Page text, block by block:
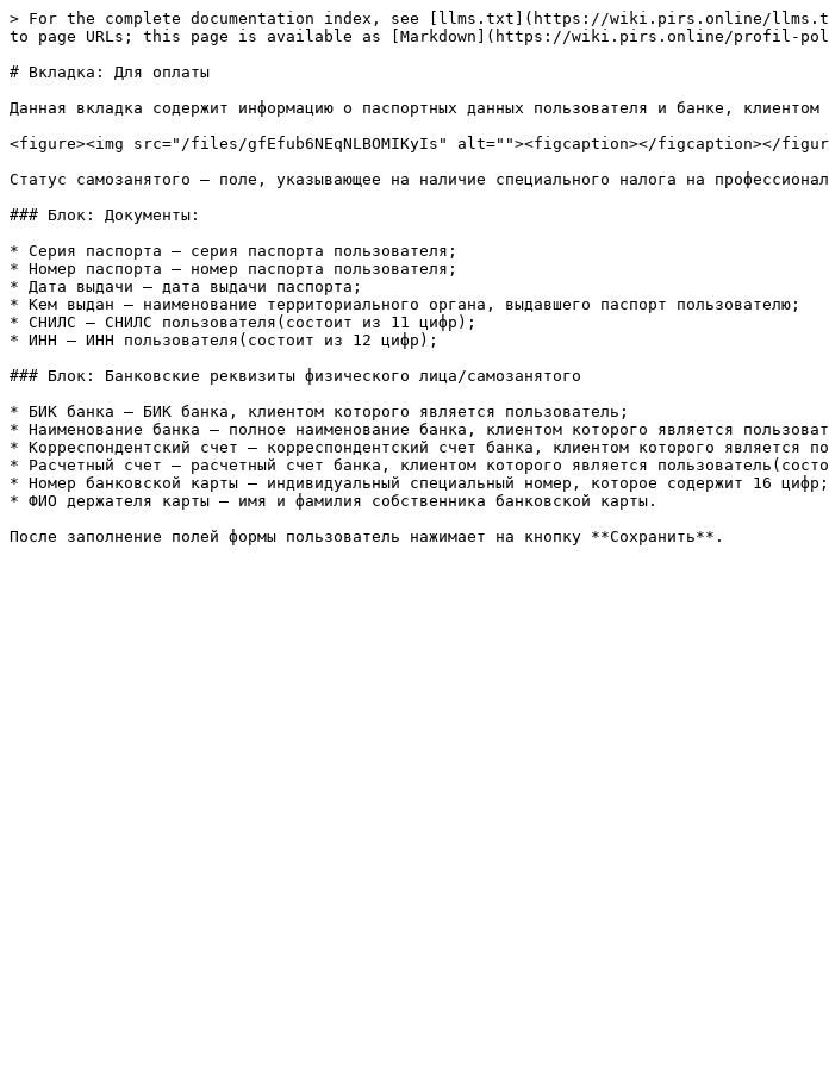
> For the complete documentation index, see [llms.txt](https://wiki.pirs.online/
to page URLs; this page is available as [Markdown](https://wiki.pirs.online/profil-
# Вкладка: Для оплаты
Данная вкладка содержит информацию о паспортных данных пользователя и банке,
<figure><img src="/files/gfEfub6NEqNLBOMIKyIs" alt=""><figcaption></figcaption></
Статус самозанятого – поле, указывающее на наличие специального налога на
### Блок: Документы:
* Серия паспорта – серия паспорта пользователя;
* Номер паспорта – номер паспорта пользователя;
* Дата выдачи – дата выдачи паспорта;
* Кем выдан – наименование территориального органа, выдавшего паспорт пользователю;
* СНИЛС – СНИЛС пользователя(состоит из 11 цифр);
* ИНН – ИНН пользователя(состоит из 12 цифр);
### Блок: Банковские реквизиты физического лица/самозанятого
* БИК банка – БИК банка, клиентом которого является пользователь;
* Наименование банка – полное наименование банка, клиентом которого является
* Корреспондентский счет – корреспондентский счет банка, клиентом которого является
* Расчетный счет – расчетный счет банка, клиентом которого является
* Номер банковской карты – индивидуальный специальный номер, которое содержит 16 цифр;
* ФИО держателя карты – имя и фамилия собственника банковской карты.